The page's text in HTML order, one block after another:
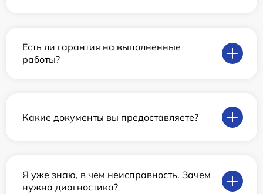
Есть ли гарантия на выполненные
работы?
Какие документы вы предоставляете?
Я уже знаю, в чем неисправность. Зачем
нужна диагностика?